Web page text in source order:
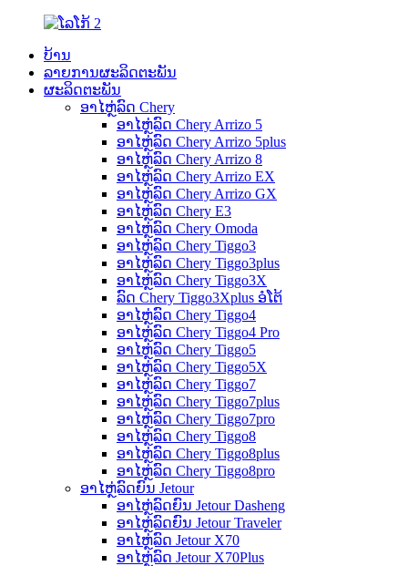
ບ້ານ
ລາຍການຜະລິດຕະພັນ
ຜະລິດຕະພັນ
ອາໄຫຼ່ລົດ Chery
ອາໄຫຼ່ລົດ Chery Arrizo 5
ອາໄຫຼ່ລົດ Chery Arrizo 5plus
ອາໄຫຼ່ລົດ Chery Arrizo 8
ອາໄຫຼ່ລົດ Chery Arrizo EX
ອາໄຫຼ່ລົດ Chery Arrizo GX
ອາໄຫຼ່ລົດ Chery E3
ອາໄຫຼ່ລົດ Chery Omoda
ອາໄຫຼ່ລົດ Chery Tiggo3
ອາໄຫຼ່ລົດ Chery Tiggo3plus
ອາໄຫຼ່ລົດ Chery Tiggo3X
ລົດ Chery Tiggo3Xplus ອໍໂຕ້
ອາໄຫຼ່ລົດ Chery Tiggo4
ອາໄຫຼ່ລົດ Chery Tiggo4 Pro
ອາໄຫຼ່ລົດ Chery Tiggo5
ອາໄຫຼ່ລົດ Chery Tiggo5X
ອາໄຫຼ່ລົດ Chery Tiggo7
ອາໄຫຼ່ລົດ Chery Tiggo7plus
ອາໄຫຼ່ລົດ Chery Tiggo7pro
ອາໄຫຼ່ລົດ Chery Tiggo8
ອາໄຫຼ່ລົດ Chery Tiggo8plus
ອາໄຫຼ່ລົດ Chery Tiggo8pro
ອາໄຫຼ່ລົດຍົນ Jetour
ອາໄຫຼ່ລົດຍົນ Jetour Dasheng
ອາໄຫຼ່ລົດຍົນ Jetour Traveler
ອາໄຫຼ່ລົດ Jetour X70
ອາໄຫຼ່ລົດ Jetour X70Plus